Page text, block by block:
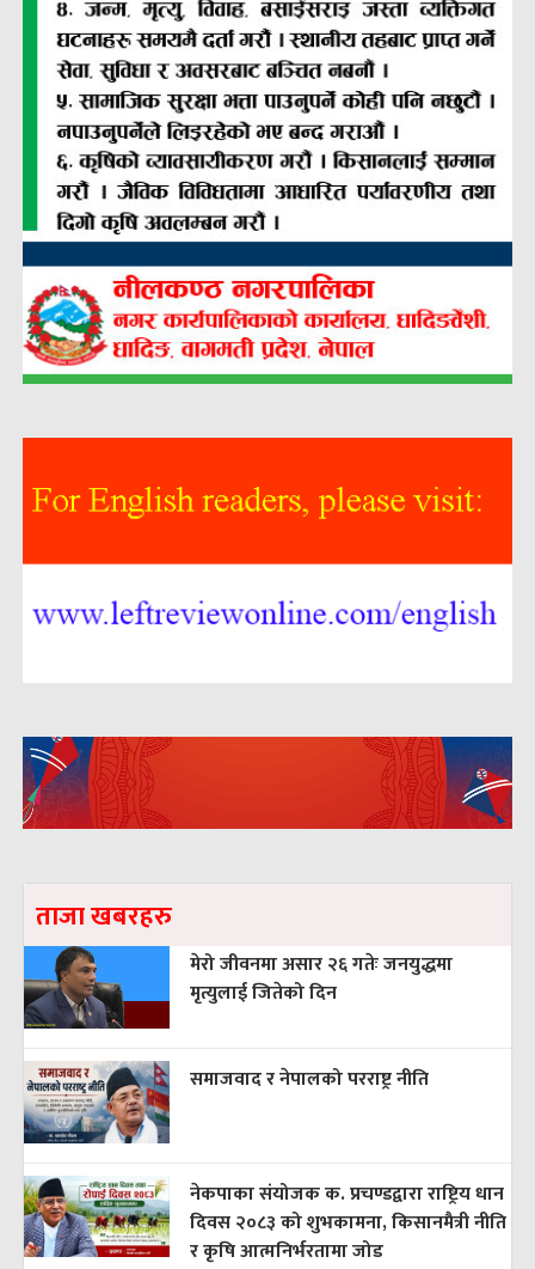
ताजा खबरहरु
मेरो जीवनमा असार २६ गतेः जनयुद्धमा
मृत्युलाई जितेको दिन
समाजवाद र नेपालको परराष्ट्र नीति
नेकपाका संयोजक क. प्रचण्डद्वारा राष्ट्रिय धान
दिवस २०८३ को शुभकामना, किसानमैत्री नीति
र कृषि आत्मनिर्भरतामा जोड